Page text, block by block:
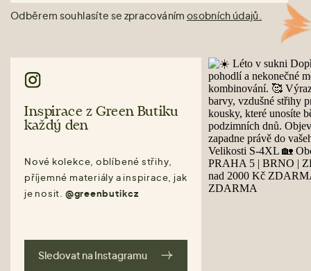
Odběrem souhlasíte se zpracováním osobních údajů.
Inspirace z Green Butiku
každý den
Nové kolekce, oblíbené střihy,
příjemné materiály a inspirace, jak
je nosit. @greenbutikcz
Sledovat na Instagramu